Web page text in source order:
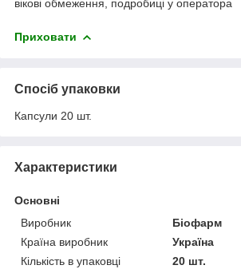
вікові обмеження, подробиці у оператора
Приховати
Спосіб упаковки
Капсули 20 шт.
Характеристики
Основні
Виробник
Біофарм
Країна виробник
Україна
Кількість в упаковці
20 шт.